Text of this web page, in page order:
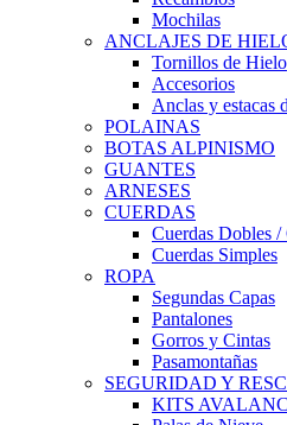
Mochilas
ANCLAJES DE
Tornillos de Hielo
Accesorios
Anclas y estacas
POLAINAS
BOTAS ALPINISMO
GUANTES
ARNESES
CUERDAS
Cuerdas Dobles /
Cuerdas Simples
ROPA
Segundas Capas
Pantalones
Gorros y Cintas
Pasamontañas
SEGURIDAD Y
KITS